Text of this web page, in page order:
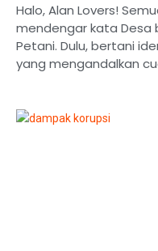
Halo, Alan Lovers!
mendengar kata Desa
Petani. Dulu, bertani
yang mengandalkan